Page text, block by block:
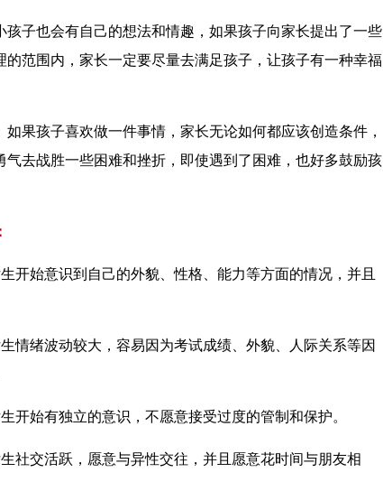
孩子也会有自己的想法和情趣，如果孩子向家长提出了一些
的范围内，家长一定要尽量去满足孩子，让孩子有一种幸福
果孩子喜欢做一件事情，家长无论如何都应该创造条件，
气去战胜一些困难和挫折，即使遇到了困难，也好多鼓励孩
开始意识到自己的外貌、性格、能力等方面的情况，并且
情绪波动较大，容易因为考试成绩、外貌、人际关系等因
开始有独立的意识，不愿意接受过度的管制和保护。
社交活跃，愿意与异性交往，并且愿意花时间与朋友相